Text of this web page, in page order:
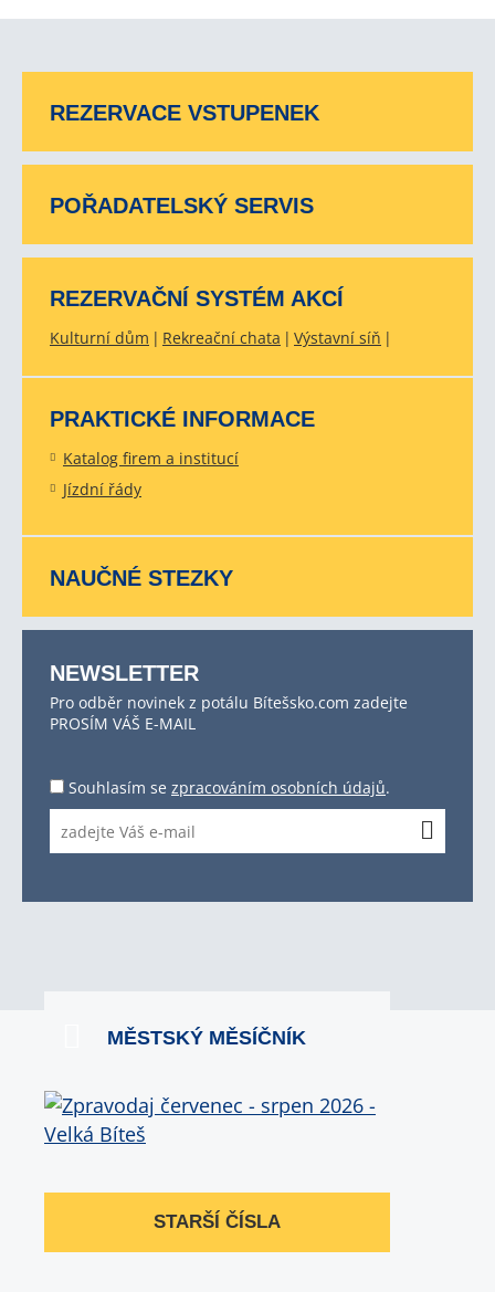
REZERVACE VSTUPENEK
POŘADATELSKÝ SERVIS
REZERVAČNÍ SYSTÉM AKCÍ
Kulturní dům Rekreační chata Výstavní síň
PRAKTICKÉ INFORMACE
Katalog firem a institucí
Jízdní řády
NAUČNÉ STEZKY
NEWSLETTER
Pro odběr novinek z potálu Bítešsko.com zadejte
PROSÍM VÁŠ E-MAIL
Souhlasím se zpracováním osobních údajů.
MĚSTSKÝ MĚSÍČNÍK
STARŠÍ ČÍSLA